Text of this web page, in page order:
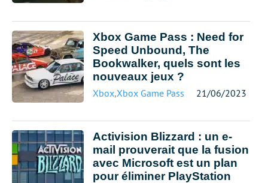
Xbox Game Pass : Need for
Speed ​​Unbound, The
Bookwalker, quels sont les
nouveaux jeux ?
Xbox,Xbox Game Pass 21/06/2023
Activision Blizzard : un e-
mail prouverait que la fusion
avec Microsoft est un plan
pour éliminer PlayStation